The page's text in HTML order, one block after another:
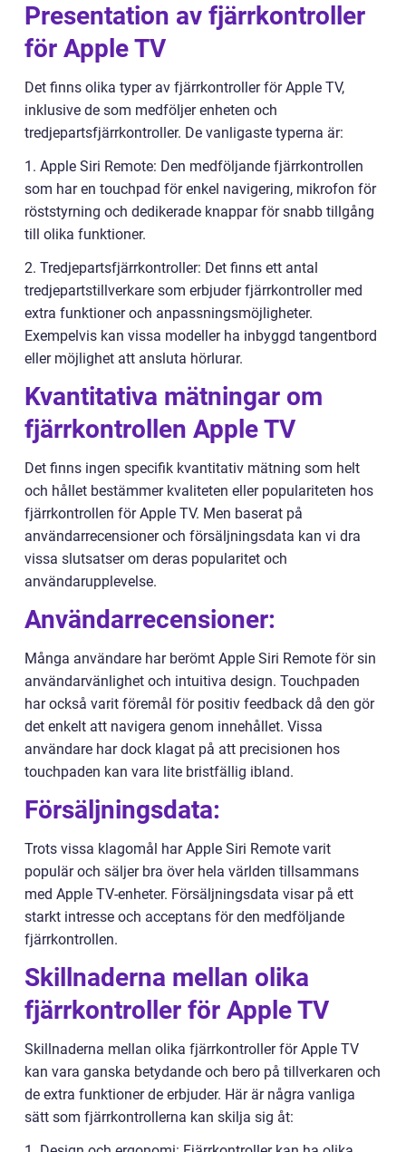
Presentation av fjärrkontroller
för Apple TV
Det finns olika typer av fjärrkontroller för Apple TV,
inklusive de som medföljer enheten och
tredjepartsfjärrkontroller. De vanligaste typerna är:
1. Apple Siri Remote: Den medföljande fjärrkontrollen
som har en touchpad för enkel navigering, mikrofon för
röststyrning och dedikerade knappar för snabb tillgång
till olika funktioner.
2. Tredjepartsfjärrkontroller: Det finns ett antal
tredjepartstillverkare som erbjuder fjärrkontroller med
extra funktioner och anpassningsmöjligheter.
Exempelvis kan vissa modeller ha inbyggd tangentbord
eller möjlighet att ansluta hörlurar.
Kvantitativa mätningar om
fjärrkontrollen Apple TV
Det finns ingen specifik kvantitativ mätning som helt
och hållet bestämmer kvaliteten eller populariteten hos
fjärrkontrollen för Apple TV. Men baserat på
användarrecensioner och försäljningsdata kan vi dra
vissa slutsatser om deras popularitet och
användarupplevelse.
Användarrecensioner:
Många användare har berömt Apple Siri Remote för sin
användarvänlighet och intuitiva design. Touchpaden
har också varit föremål för positiv feedback då den gör
det enkelt att navigera genom innehållet. Vissa
användare har dock klagat på att precisionen hos
touchpaden kan vara lite bristfällig ibland.
Försäljningsdata:
Trots vissa klagomål har Apple Siri Remote varit
populär och säljer bra över hela världen tillsammans
med Apple TV-enheter. Försäljningsdata visar på ett
starkt intresse och acceptans för den medföljande
fjärrkontrollen.
Skillnaderna mellan olika
fjärrkontroller för Apple TV
Skillnaderna mellan olika fjärrkontroller för Apple TV
kan vara ganska betydande och bero på tillverkaren och
de extra funktioner de erbjuder. Här är några vanliga
sätt som fjärrkontrollerna kan skilja sig åt: